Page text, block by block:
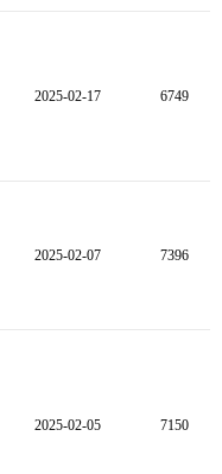
2025-02-17 6749
2025-02-07 7396
2025-02-05 7150